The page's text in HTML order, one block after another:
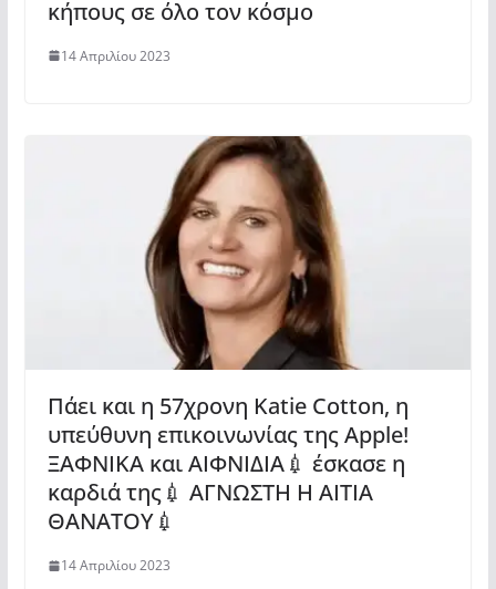
κήπους σε όλο τον κόσμο
14 Απριλίου 2023
Πάει και η 57χρονη Katie Cotton, η
υπεύθυνη επικοινωνίας της Apple!
ΞΑΦΝΙΚΑ και ΑΙΦΝΙΔΙΑ💉 έσκασε η
καρδιά της💉 ΑΓΝΩΣΤΗ Η ΑΙΤΙΑ
ΘΑΝΑΤΟΥ💉
14 Απριλίου 2023